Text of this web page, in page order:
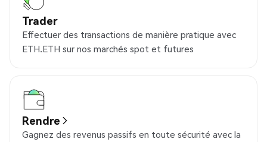
Trader
Effectuer des transactions de manière pratique avec
ETH.ETH sur nos marchés spot et futures
Rendre
Gagnez des revenus passifs en toute sécurité avec la